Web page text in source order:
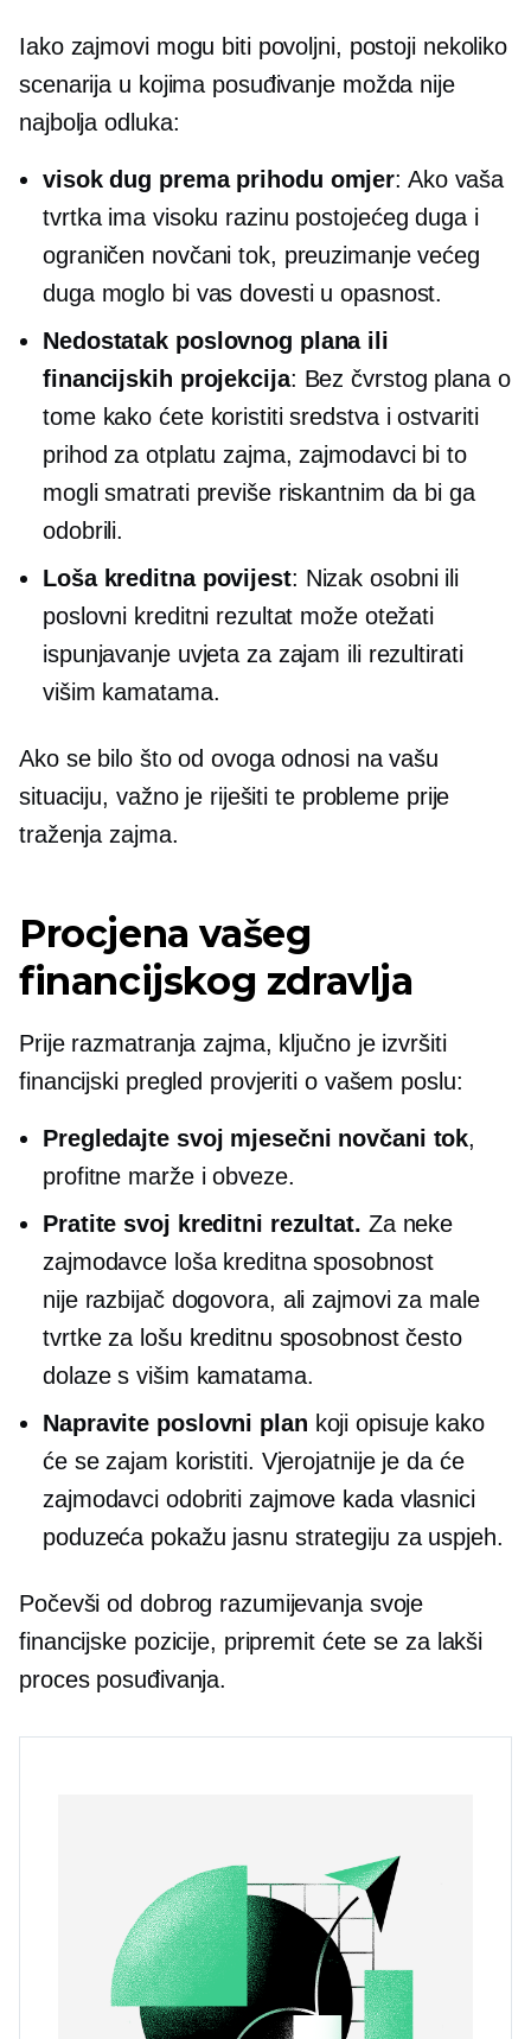
Iako zajmovi mogu biti povoljni, postoji nekoliko
scenarija u kojima posuđivanje možda nije
najbolja odluka:
visokdug prema prihodu omjer: Ako vaša
tvrtka ima visoku razinu postojećeg duga i
ograničen novčani tok, preuzimanje većeg
duga moglo bi vas dovesti u opasnost.
Nedostatak poslovnog plana ili
financijskih projekcija: Bez čvrstog plana o
tome kako ćete koristiti sredstva i ostvariti
prihod za otplatu zajma, zajmodavci bi to
mogli smatrati previše riskantnim da bi ga
odobrili.
Loša kreditna povijest: Nizak osobni ili
poslovni kreditni rezultat može otežati
ispunjavanje uvjeta za zajam ili rezultirati
višim kamatama.
Ako se bilo što od ovoga odnosi na vašu
situaciju, važno je riješiti te probleme prije
traženja zajma.
Procjena vašeg
financijskog zdravlja
Prije razmatranja zajma, ključno je izvršiti
financijski pregled provjeriti o vašem poslu:
Pregledajte svoj mjesečni novčani tok,
profitne marže i obveze.
Pratite svoj kreditni rezultat. Za neke
zajmodavce loša kreditna sposobnost
nije razbijač dogovora, ali zajmovi za male
tvrtke za lošu kreditnu sposobnost često
dolaze s višim kamatama.
Napravite poslovni plan koji opisuje kako
će se zajam koristiti. Vjerojatnije je da će
zajmodavci odobriti zajmove kada vlasnici
poduzeća pokažu jasnu strategiju za uspjeh.
Počevši od dobrog razumijevanja svoje
financijske pozicije, pripremit ćete se za lakši
proces posuđivanja.